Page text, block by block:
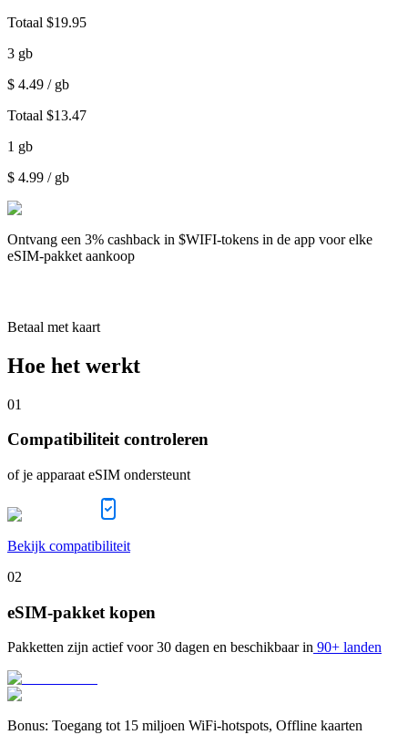
Totaal $19.95
3 gb
$ 4.49 / gb
Totaal $13.47
1 gb
$ 4.99 / gb
Ontvang een 3% cashback in $WIFI-tokens in de app voor elke
eSIM-pakket aankoop
Betaal met kaart
Hoe het werkt
01
Compatibiliteit controleren
of je apparaat eSIM ondersteunt
Bekijk compatibiliteit
02
eSIM-pakket kopen
Pakketten zijn actief voor 30 dagen en beschikbaar in 90+ landen
Bonus: Toegang tot 15 miljoen WiFi-hotspots, Offline kaarten